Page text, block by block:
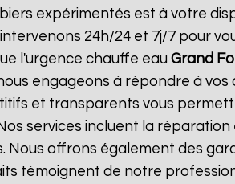
expérimentés est à votre
24h/24 et 7j/7 pour
l'urgence chauffe eau Grand
engageons à répondre à
et transparents vous
services incluent la
Nous offrons également des
témoignent de notre